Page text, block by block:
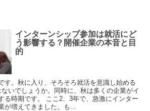
インターンシップ参加は就活にど
う影響する？開催企業の本音と目
的
す。秋に入り、そろそろ就活を意識し始める
いでしょうか。同時に、秋は多くの企業がイ
る時期です。 ここ2、3年で、急激にインター
が増えてきました。も...